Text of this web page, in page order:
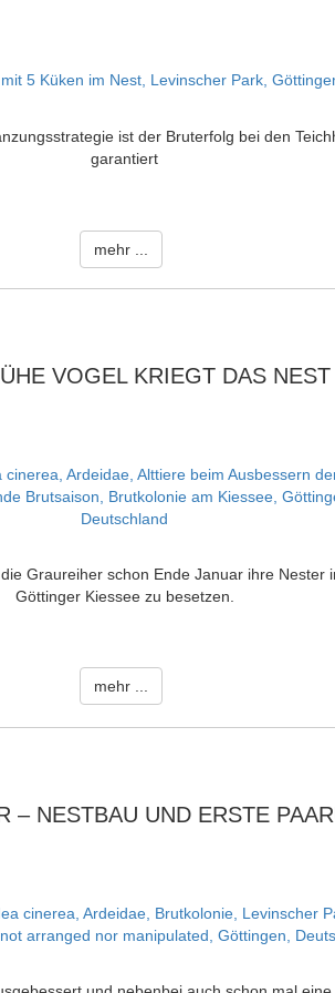
ist der Bruterfolg bei den
garantiert
mehr ...
VOGEL KRIEGT DAS NEST
Graureiher schon Ende Januar ihre Nester
Göttinger Kiessee zu besetzen.
mehr ...
– NESTBAU UND ERSTE